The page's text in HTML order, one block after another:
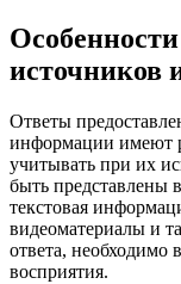
источников
Ответы
информации имеют
учитывать при их
быть представлены
текстовая
видеоматериалы и
ответа, необходимо
восприятия.